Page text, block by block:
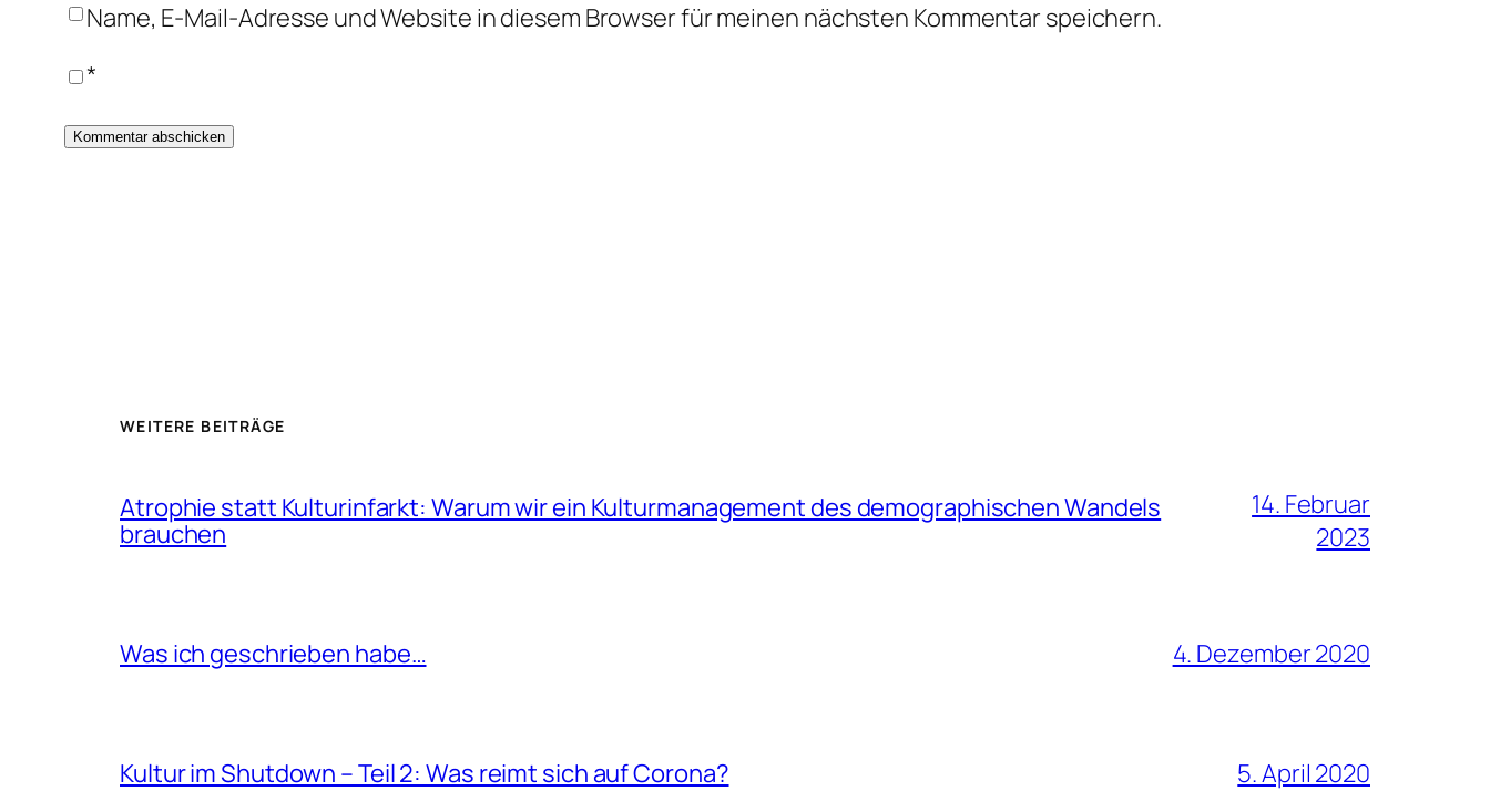
Name, E-Mail-Adresse und Website in diesem Browser für meinen nächsten Kommentar speichern.
*
WEITERE BEITRÄGE
Atrophie statt Kulturinfarkt: Warum wir ein Kulturmanagement des demographischen Wandels
brauchen
14. Februar
2023
Was ich geschrieben habe… 4. Dezember 2020
Kultur im Shutdown – Teil 2: Was reimt sich auf Corona? 5. April 2020